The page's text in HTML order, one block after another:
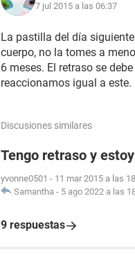
7 jul 2015 a las 06:37
La pastilla del día siguiente
cuerpo, no la tomes a
6 meses. El retraso se
reaccionamos igual a este.
Discusiones similares
Tengo retraso y
yvonne0501 - 11 mar 2015 a las
Samantha - 5 ago 2022 a las
9 respuestas